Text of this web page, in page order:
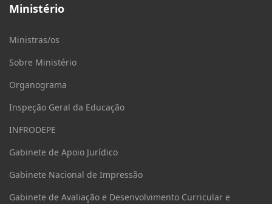
Ministério
Ministras/os
Sobre Ministério
Organograma
Inspeção Geral da Educação
INFRODEPE
Gabinete de Apoio Jurídico
Gabinete Nacional de Impressão
Gabinete de Avaliação e Desenvolvimento Curricular e